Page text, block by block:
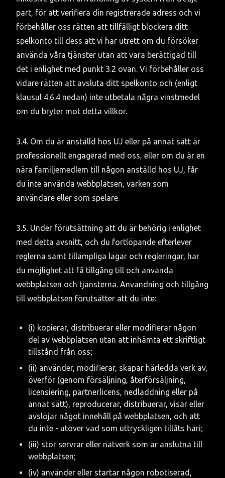
part, för att verifiera din registrerade adress och vi
förbehåller oss rätten att tillfälligt blockera ditt
spelkonto till dess att vi har utrett om du försöker
använda våra tjänster utan att vara berättigad till
det i enlighet med punkt 3.2 ovan. Vi förbehåller oss
vidare rätten att avsluta ditt spelkonto och (enligt
klausul 4.6.4 nedan) inte utbetala några vinstmedel
om du bryter mot detta villkor.
3.4. Om du är anställd hos UJ eller på annat sätt är
professionellt engagerad med oss, eller om du är en
nära familjemedlem till någon anställd hos UJ, får
du inte använda webbplatsen, varken som
användare eller som spelare.
3.5. Under förutsättning att du är behörig i enlighet
med detta avsnitt, och du fortlöpande efterlever
reglerna samt tillämpliga lagar och regleringar, har
du möjlighet att få tillgång till och använda
webbplatsen och tjänsterna. Användning och tillgång
till webbplatsen förutsätter att du inte:
(i) kopierar, distribuerar eller modifierar någon
del av webbplatsen utan att inhämta ett skriftligt
tillstånd från oss;
(ii) använder, modifierar, skapar härledda verk av,
överför (genom försäljning, återförsäljning,
licensiering, partnerlicens, nedladdning eller på
annat sätt), reproducerar, distribuerar, visar eller
avslöjar något innehåll på webbplatsen, och att
du inte - utöver vad som uttryckligen tillåts häri;
(iii) stör servrar eller nätverk som är anslutna till
webbplatsen;
(iv) använder eller startar någon robotiserad,